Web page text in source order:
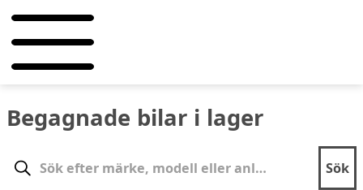
Begagnade bilar i lager
Sök